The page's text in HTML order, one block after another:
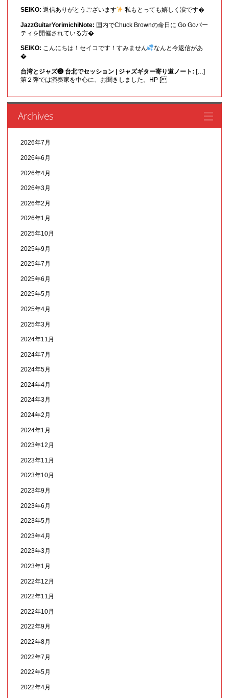
SEIKO: 返信ありがとうございます 私もとっても嬉しく涙です�
JazzGuitarYorimichiNote: 国内でChuck Brownの命日に Go Goパー
ティを開催されている方�
SEIKO: こんにちは！セイコです！すみません
なんと今返信があ
�
台湾とジャズ❸ 台北でセッション | ジャズギター寄り道ノート: […]
第２弾では演奏家を中心に、お聞きしました。HP [
Archives
2026年7月
2026年6月
2026年4月
2026年3月
2026年2月
2026年1月
2025年10月
2025年9月
2025年7月
2025年6月
2025年5月
2025年4月
2025年3月
2024年11月
2024年7月
2024年5月
2024年4月
2024年3月
2024年2月
2024年1月
2023年12月
2023年11月
2023年10月
2023年9月
2023年6月
2023年5月
2023年4月
2023年3月
2023年1月
2022年12月
2022年11月
2022年10月
2022年9月
2022年8月
2022年7月
2022年5月
2022年4月